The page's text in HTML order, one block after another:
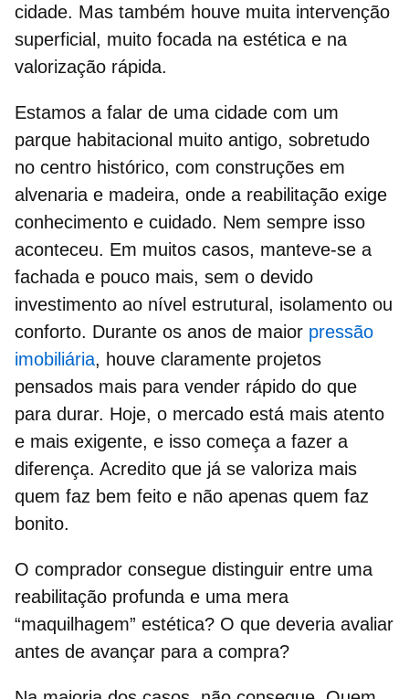
cidade. Mas também houve muita intervenção
superficial, muito focada na estética e na
valorização rápida.
Estamos a falar de uma cidade com um
parque habitacional muito antigo, sobretudo
no centro histórico, com construções em
alvenaria e madeira, onde a reabilitação exige
conhecimento e cuidado. Nem sempre isso
aconteceu. Em muitos casos, manteve-se a
fachada e pouco mais, sem o devido
investimento ao nível estrutural, isolamento ou
conforto. Durante os anos de maior pressão
imobiliária, houve claramente projetos
pensados mais para vender rápido do que
para durar. Hoje, o mercado está mais atento
e mais exigente, e isso começa a fazer a
diferença. Acredito que já se valoriza mais
quem faz bem feito e não apenas quem faz
bonito.
O comprador consegue distinguir entre uma
reabilitação profunda e uma mera
“maquilhagem” estética? O que deveria avaliar
antes de avançar para a compra?